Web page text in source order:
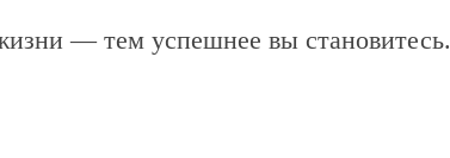
— тем успешнее вы становитесь.